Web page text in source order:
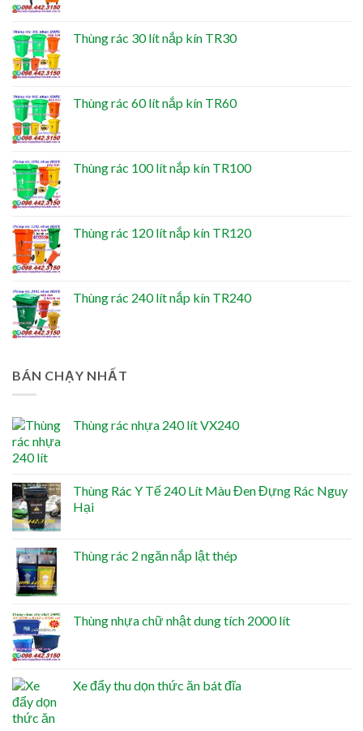
Thùng rác 30 lít nắp kín TR30
Thùng rác 60 lít nắp kín TR60
Thùng rác 100 lít nắp kín TR100
Thùng rác 120 lít nắp kín TR120
Thùng rác 240 lít nắp kín TR240
BÁN CHẠY NHẤT
Thùng rác nhựa 240 lít VX240
Thùng Rác Y Tế 240 Lít Màu Đen Đựng Rác Nguy
Hại
Thùng rác 2 ngăn nắp lật thép
Thùng nhựa chữ nhật dung tích 2000 lít
Xe đẩy thu dọn thức ăn bát đĩa